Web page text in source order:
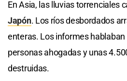
En Asia, las lluvias torrenciales
Japón. Los ríos desbordados
enteras. Los informes
personas ahogadas y unas
destruidas.